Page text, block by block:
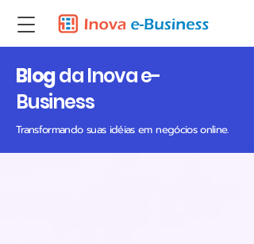
Blogda Inova e-
Business
Transformando suas idéias em negócios online.